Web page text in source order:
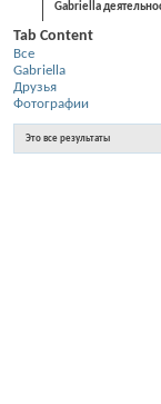
Gabriella
Tab Content
Все
Gabriella
Друзья
Фотографии
Это все результаты